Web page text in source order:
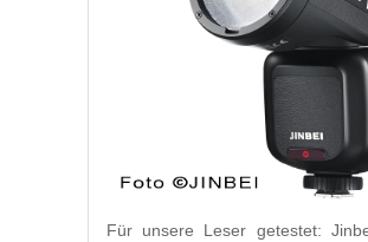
Für unsere Leser getestet: